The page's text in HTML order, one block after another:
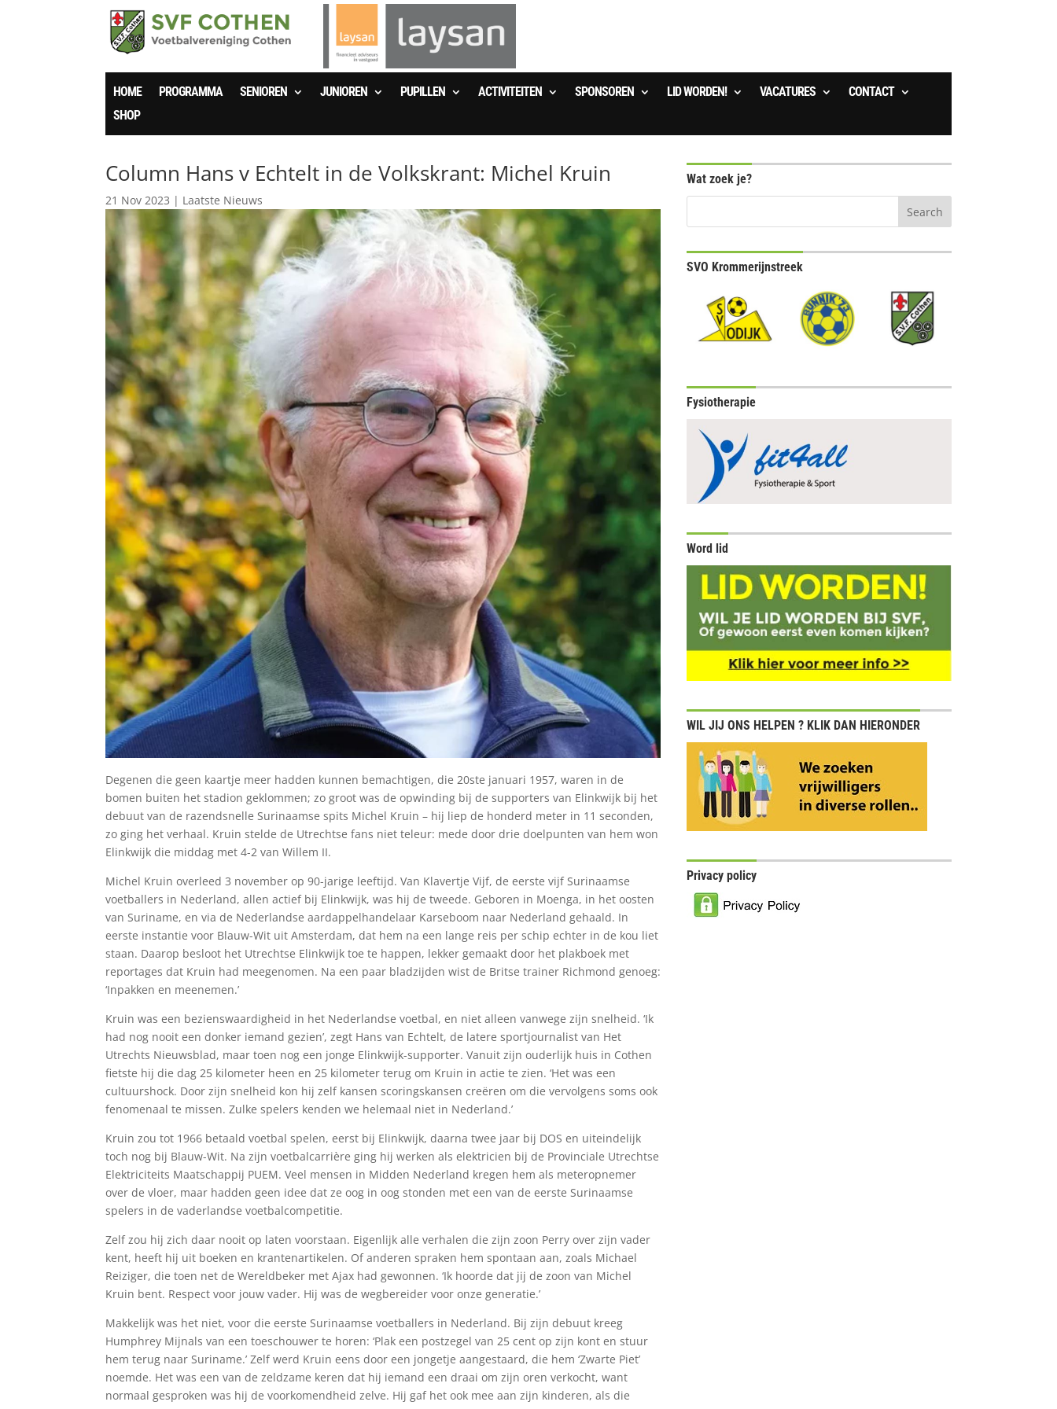
HOME PROGRAMMA SENIOREN JUNIOREN PUPILLEN ACTIVITEITEN SPONSOREN LID WORDEN! VACATURES
CONTACT
SHOP
Column Hans v Echtelt in de Volkskrant: Michel Kruin
21 Nov 2023 | Laatste Nieuws
Degenen die geen kaartje meer hadden kunnen bemachtigen, die 20ste januari 1957, waren in de
bomen buiten het stadion geklommen; zo groot was de opwinding bij de supporters van Elinkwijk bij het
debuut van de razendsnelle Surinaamse spits Michel Kruin – hij liep de honderd meter in 11 seconden,
zo ging het verhaal. Kruin stelde de Utrechtse fans niet teleur: mede door drie doelpunten van hem won
Elinkwijk die middag met 4-2 van Willem II.
Michel Kruin overleed 3 november op 90-jarige leeftijd. Van Klavertje Vijf, de eerste vijf Surinaamse
voetballers in Nederland, allen actief bij Elinkwijk, was hij de tweede. Geboren in Moenga, in het oosten
van Suriname, en via de Nederlandse aardappelhandelaar Karseboom naar Nederland gehaald. In
eerste instantie voor Blauw-Wit uit Amsterdam, dat hem na een lange reis per schip echter in de kou liet
staan. Daarop besloot het Utrechtse Elinkwijk toe te happen, lekker gemaakt door het plakboek met
reportages dat Kruin had meegenomen. Na een paar bladzijden wist de Britse trainer Richmond genoeg:
‘Inpakken en meenemen.’
Kruin was een bezienswaardigheid in het Nederlandse voetbal, en niet alleen vanwege zijn snelheid. ‘Ik
had nog nooit een donker iemand gezien’, zegt Hans van Echtelt, de latere sportjournalist van Het
Utrechts Nieuwsblad, maar toen nog een jonge Elinkwijk-supporter. Vanuit zijn ouderlijk huis in Cothen
fietste hij die dag 25 kilometer heen en 25 kilometer terug om Kruin in actie te zien. ‘Het was een
cultuurshock. Door zijn snelheid kon hij zelf kansen scoringskansen creëren om die vervolgens soms ook
fenomenaal te missen. Zulke spelers kenden we helemaal niet in Nederland.’
Kruin zou tot 1966 betaald voetbal spelen, eerst bij Elinkwijk, daarna twee jaar bij DOS en uiteindelijk
toch nog bij Blauw-Wit. Na zijn voetbalcarrière ging hij werken als elektricien bij de Provinciale Utrechtse
Elektriciteits Maatschappij PUEM. Veel mensen in Midden Nederland kregen hem als meteropnemer
over de vloer, maar hadden geen idee dat ze oog in oog stonden met een van de eerste Surinaamse
spelers in de vaderlandse voetbalcompetitie.
Zelf zou hij zich daar nooit op laten voorstaan. Eigenlijk alle verhalen die zijn zoon Perry over zijn vader
kent, heeft hij uit boeken en krantenartikelen. Of anderen spraken hem spontaan aan, zoals Michael
Reiziger, die toen net de Wereldbeker met Ajax had gewonnen. ‘Ik hoorde dat jij de zoon van Michel
Kruin bent. Respect voor jouw vader. Hij was de wegbereider voor onze generatie.’
Makkelijk was het niet, voor die eerste Surinaamse voetballers in Nederland. Bij zijn debuut kreeg
Humphrey Mijnals van een toeschouwer te horen: ‘Plak een postzegel van 25 cent op zijn kont en stuur
hem terug naar Suriname.’ Zelf werd Kruin eens door een jongetje aangestaard, die hem ‘Zwarte Piet’
noemde. Het was een van de zeldzame keren dat hij iemand een draai om zijn oren verkocht, want
normaal gesproken was hij de voorkomendheid zelve. Hij gaf het ook mee aan zijn kinderen, als die
Wat zoek je?
SVO Krommerijnstreek
Fysiotherapie
Word lid
WIL JIJ ONS HELPEN ? KLIK DAN HIERONDER
Privacy policy